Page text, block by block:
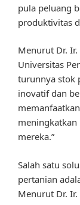
pula peluang
produktivitas
Menurut Dr.
Universitas
turunnya stok
inovatif dan
meningkatkan
mereka.”
Salah satu
pertanian
Menurut Dr.